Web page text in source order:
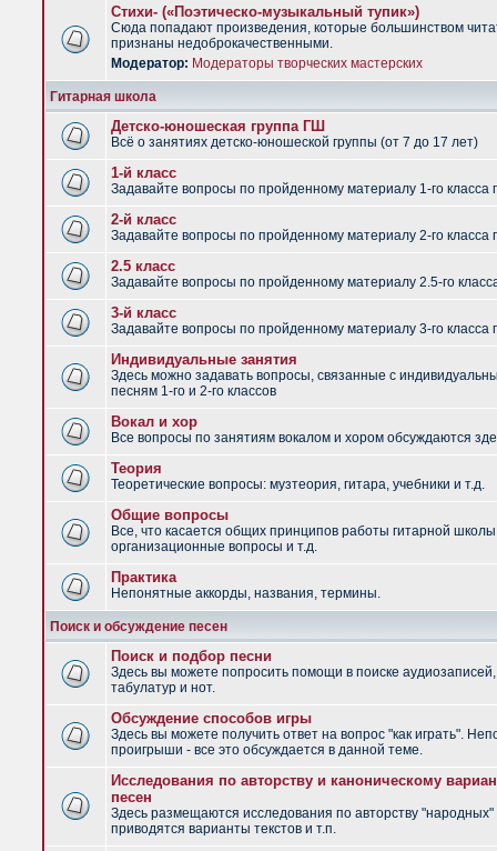
Стихи- («Поэтическо-музыкальный тупик»)
Сюда попадают произведения, которые большинством
признаны недоброкачественными.
Модератор: Модераторы творческих мастерских
Гитарная школа
Детско-юношеская группа ГШ
Всё о занятиях детско-юношеской группы (от 7 до 17 лет)
1-й класс
Задавайте вопросы по пройденному материалу 1-го класса
2-й класс
Задавайте вопросы по пройденному материалу 2-го класса
2.5 класс
Задавайте вопросы по пройденному материалу 2.5-го
3-й класс
Задавайте вопросы по пройденному материалу 3-го класса
Индивидуальные занятия
Здесь можно задавать вопросы, связанные с
песням 1-го и 2-го классов
Вокал и хор
Все вопросы по занятиям вокалом и хором обсуждаются
Теория
Теоретические вопросы: музтеория, гитара, учебники и т.д.
Общие вопросы
Все, что касается общих принципов работы гитарной
организационные вопросы и т.д.
Практика
Непонятные аккорды, названия, термины.
Поиск и обсуждение песен
Поиск и подбор песни
Здесь вы можете попросить помощи в поиске аудиозаписей,
табулатур и нот.
Обсуждение способов игры
Здесь вы можете получить ответ на вопрос "как играть".
проигрыши - все это обсуждается в данной теме.
Исследования по авторству и каноническому
песен
Здесь размещаются исследования по авторству "народных"
приводятся варианты текстов и т.п.